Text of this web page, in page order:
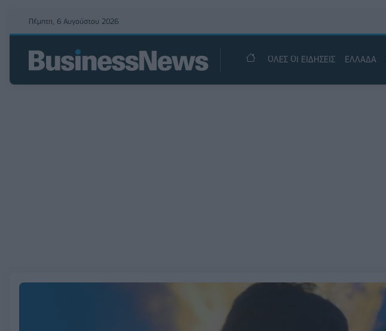
Πέμπτη, 6 Αυγούστου 2026
ΟΛΕΣ ΟΙ ΕΙΔΗΣΕΙΣ ΕΛΛΑΔΑ